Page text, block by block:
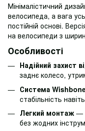
Мінімалістичний
велосипеда, а вага
постійній основі.
на велосипеди з
Особливості
Надійний захист
заднє колесо,
Система
стабільність
Легкий монтаж —
без жодних